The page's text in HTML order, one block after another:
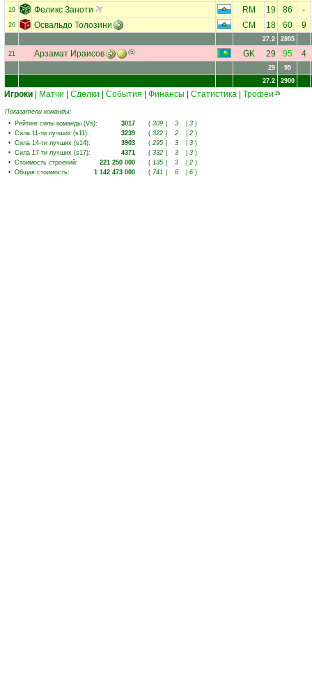
19 Феликс Заноти RM 19 86 -
20 Освальдо Толозини CM 18 60 9
27.2 2805
21 Арзамат Ираисов (5) GK 29 95 4
29
95
27.2
2900
Игроки Матчи Сделки События Финансы Статистика Трофеи 15
Показатели команды:
• Рейтинг силы команды (Vs): 3017 ( 309 3 3 )
• Сила 11-ти лучших (s11): 3239 ( 322 2 2 )
• Сила 14-ти лучших (s14): 3903 ( 295 3 3 )
• Сила 17-ти лучших (s17): 4371 ( 332 3 3 )
• Стоимость строений: 221 250 000 ( 135 3 2 )
• Общая стоимость: 1 142 473 000 ( 741 6 6 )